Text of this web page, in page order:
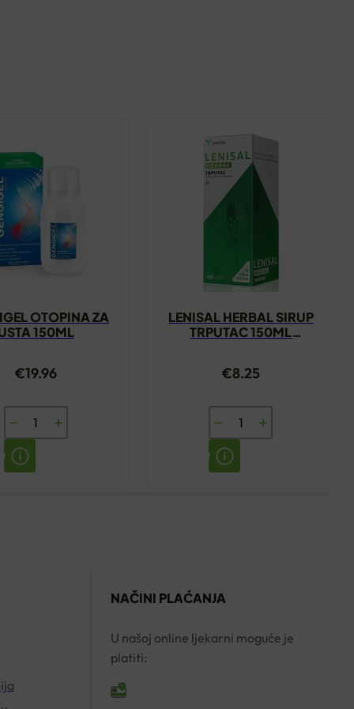
OTOPINA ZA
150ML
€19.96
GENGIGEL
OTOPINA
ZA
LENISAL HERBAL SIRUP
TRPUTAC 150ML
€8.25
LENISAL
HERBAL
SIRUP
NAČINI PLAĆANJA
U našoj online ljekarni moguće je
platiti: